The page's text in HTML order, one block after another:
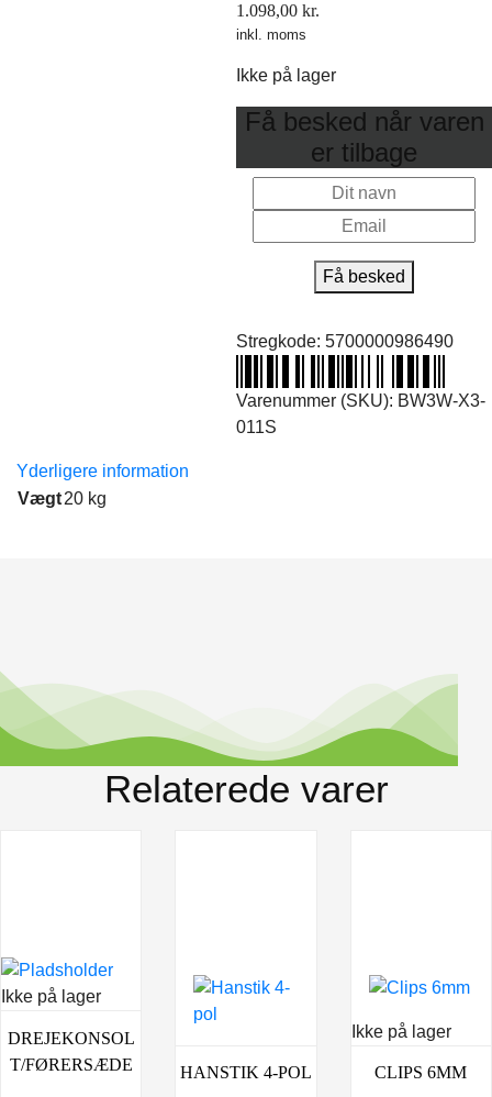
1.098,00 kr.
inkl. moms
Ikke på lager
Få besked når varen
er tilbage
Få besked
Stregkode: 5700000986490
Varenummer (SKU): BW3W-X3-
011S
Yderligere information
Vægt20 kg
Relaterede varer
Ikke på lager
DREJEKONSOL
T/FØRERSÆDE
HANSTIK 4-POL
Ikke på lager
CLIPS 6MM